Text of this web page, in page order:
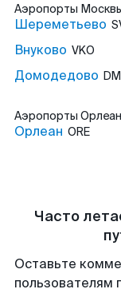
Аэропорты
Шереметьево
Внуково VKO
Домодедово
Аэропорты
Орлеан ORE
Часто
Оставьте
пользователям